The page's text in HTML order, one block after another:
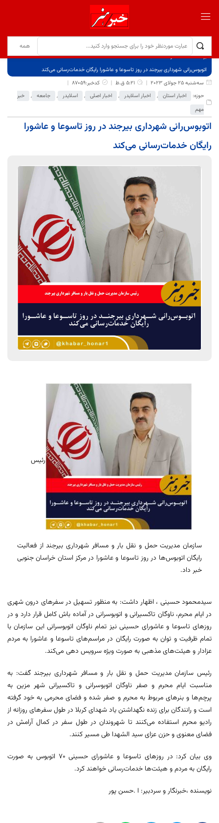
برگ نخست
نوشته‌ها
اتوبوس‌رانی شهرداری بیرجند در روز تاسوعا و عاشورا رایگان خدمات‌رسانی می‌کند
سه‌شنبه 25 جولای 2023
5:21 ق.ظ
کدخبر:87059
حوزه:
اخبار استان , اخبار اسلایدر , اخبار اصلی , اسلایدر , جامعه ,
خبر
مهم
اتوبوس‌رانی شهرداری بیرجند در روز تاسوعا و عاشورا
رایگان خدمات‌رسانی می‌کند
رئیس
سازمان مدیریت حمل و نقل بار و مسافر شهرداری بیرجند از فعالیت
رایگان اتوبوس‌ها در روز تاسوعا و عاشورا در مرکز استان خراسان جنوبی
خبر داد.
سیدمحمود حسینی ، اظهار داشت: به منظور تسهیل در سفر‌های درون شهری
در ایام محرم، ناوگان تاکسیرانی و اتوبوسرانی در آماده باش کامل قرار دارد و در
روز‌های تاسوعا و عاشورای حسینی نیز تمام ناوگان اتوبوسرانی این سازمان با
تمام ظرفیت و توان به صورت رایگان در مراسم‌های تاسوعا و عاشورا به مردم
عزادار و هیئت‌های مذهبی به صورت ویژه سرویس دهی می‌کند.
رئیس سازمان مدیریت حمل و نقل بار و مسافر شهرداری بیرجند گفت: به
مناسبت ایام محرم و صفر ناوگان اتوبوسرانی و تاکسیرانی شهر مزین به
پرچم‌ها و بنر‌های مربوط به محرم و صفر شده و فضای محرمی به خود گرفته
است و رانندگان برای زنده نگهداشتن یاد شهدای کربلا در طول سفر‌های روزانه از
رادیو محرم استفاده می‌کنند تا شهروندان در طول سفر در کمال آرامش در
فضای معنوی و حزن عزای سید الشهدا طی مسیر کنند.
وی بیان کرد: در روزهای تاسوعا و عاشورای حسینی 70 اتوبوس به صورت
رایگان به مردم و هیئت‌ها خدمات‌رسانی خواهند کرد.
نویسنده ،خبرنگار و سردبیر: ا .حسن پور